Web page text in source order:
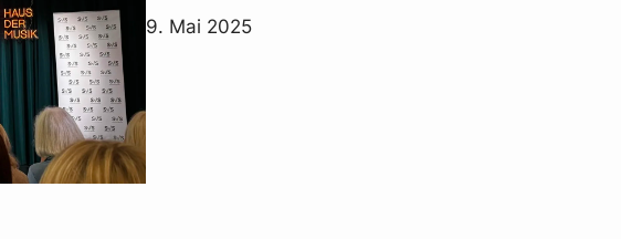
9. Mai 2025